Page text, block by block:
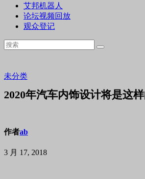
艾邦机器人
论坛视频回放
观众登记
未分类
2020年汽车内饰设计将是这样
作者ab
3 月 17, 2018